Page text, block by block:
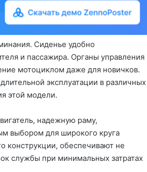
Сиденье удобно
и пассажира. Органы управления
мотоциклом даже для новичков.
эксплуатации в различных
этой модели.
надежную раму,
выбором для широкого круга
конструкции, обеспечивают не
службы при минимальных затратах